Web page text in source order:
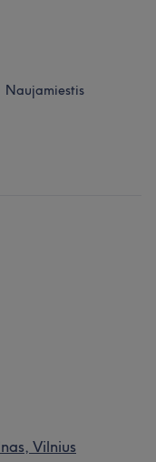
Naujamiestis
Vilnius